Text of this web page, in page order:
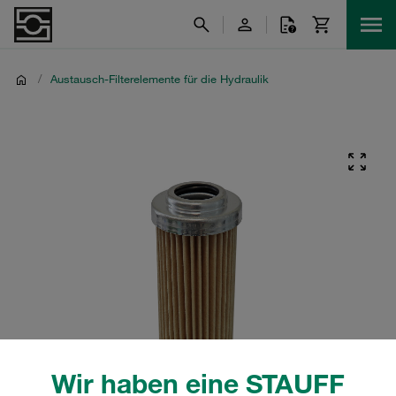
Wir haben eine STAUFF
/ Austausch-Filterelemente für die Hydraulik